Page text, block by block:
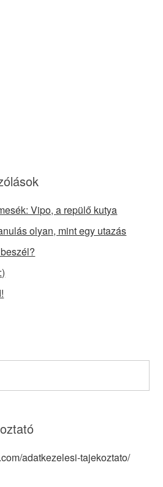
Vipo, a repülő kutya
olyan, mint egy utazás
adatkezelesi-tajekoztato/